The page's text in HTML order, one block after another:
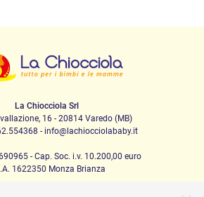
La Chiocciola Srl
16 - 20814 Varedo (MB)
- info@lachiocciolababy.it
- Cap. Soc. i.v. 10.200,00 euro
1622350 Monza Brianza